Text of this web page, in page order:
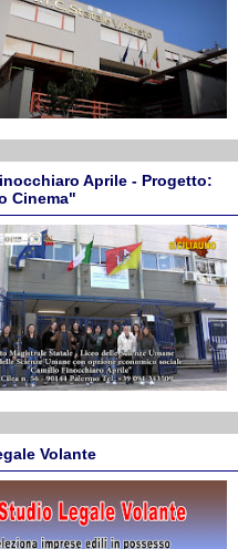
Aprile - Progetto:
Cinema"
Volante